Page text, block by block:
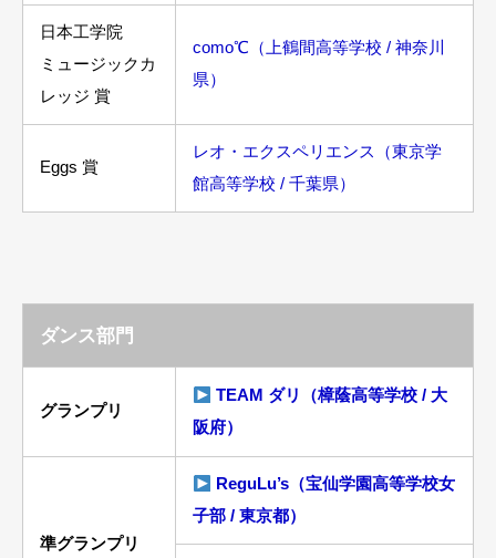
日本工学院
ミュージックカ
レッジ 賞
como℃（上鶴間高等学校 / 神奈川
県）
Eggs 賞
レオ・エクスペリエンス（東京学
館高等学校 / 千葉県）
ダンス部門
グランプリ
TEAM ダリ（樟蔭高等学校 / 大
阪府）
準グランプリ
ReguLu’s（宝仙学園高等学校女
子部 / 東京都）